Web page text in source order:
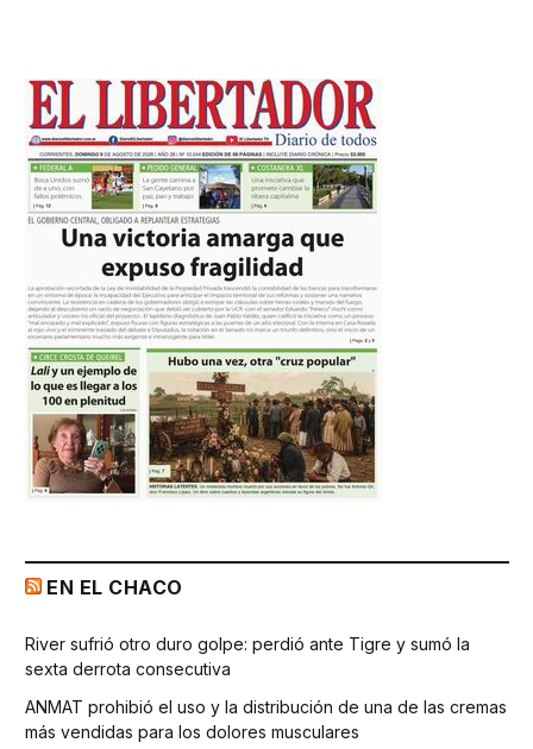
EN EL CHACO
River sufrió otro duro golpe: perdió ante Tigre y sumó la
sexta derrota consecutiva
ANMAT prohibió el uso y la distribución de una de las cremas
más vendidas para los dolores musculares